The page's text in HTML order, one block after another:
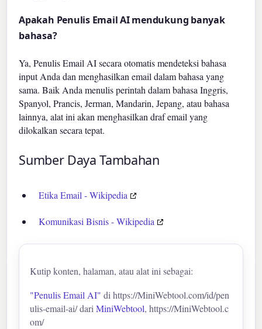
Apakah Penulis Email AI mendukung banyak
bahasa?
Ya, Penulis Email AI secara otomatis mendeteksi bahasa
input Anda dan menghasilkan email dalam bahasa yang
sama. Baik Anda menulis perintah dalam bahasa Inggris,
Spanyol, Prancis, Jerman, Mandarin, Jepang, atau bahasa
lainnya, alat ini akan menghasilkan draf email yang
dilokalkan secara tepat.
Sumber Daya Tambahan
Etika Email - Wikipedia
Komunikasi Bisnis - Wikipedia
Kutip konten, halaman, atau alat ini sebagai:
"Penulis Email AI" di https://MiniWebtool.com/id/pen
ulis-email-ai/ dariMiniWebtool, https://MiniWebtool.c
om/